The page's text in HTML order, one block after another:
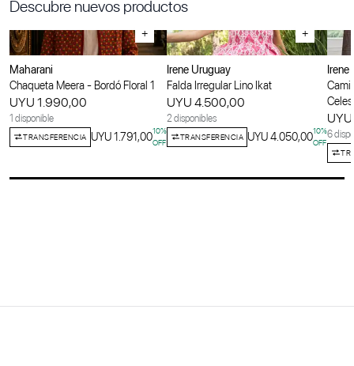
Descubre nuevos productos
+
Maharani
Chaqueta Meera - Bordó Floral 1
UYU 1.990,00
1 disponible
TRANSFERENCIA UYU 1.791,0010%
OFF
+
Irene Uruguay
Falda Irregular Lino Ikat
UYU 4.500,00
2 disponibles
TRANSFERENCIA UYU 4.050,0010%
OFF
Irene
6